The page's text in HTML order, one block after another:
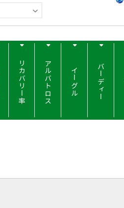
リカバリー率 アルバトロス イーグル バーディー